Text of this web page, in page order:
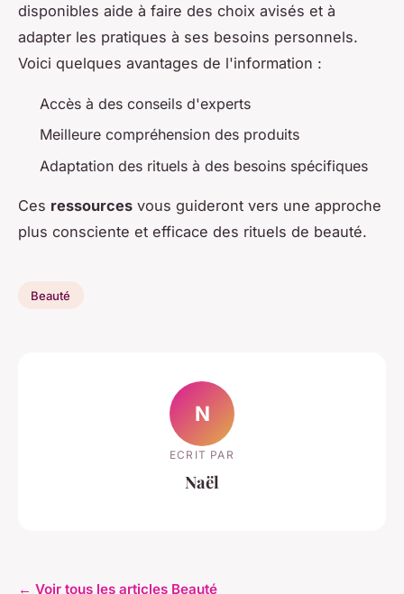
disponibles aide à faire des choix avisés et à
adapter les pratiques à ses besoins personnels.
Voici quelques avantages de l'information :
Accès à des conseils d'experts
Meilleure compréhension des produits
Adaptation des rituels à des besoins spécifiques
Ces ressources vous guideront vers une approche
plus consciente et efficace des rituels de beauté.
Beauté
N
ECRIT PAR
Naël
← Voir tous les articles Beauté